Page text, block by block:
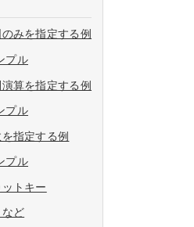
みを指定する例
プル
算を指定する例
プル
指定する例
プル
トキー
ど